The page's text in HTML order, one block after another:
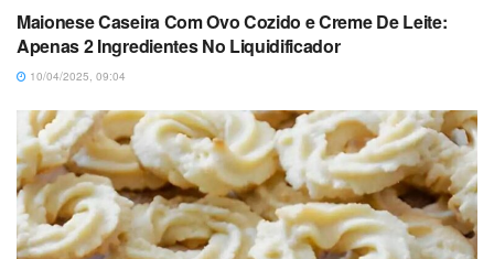
Maionese Caseira Com Ovo Cozido e Creme De Leite:
Apenas 2 Ingredientes No Liquidificador
10/04/2025, 09:04